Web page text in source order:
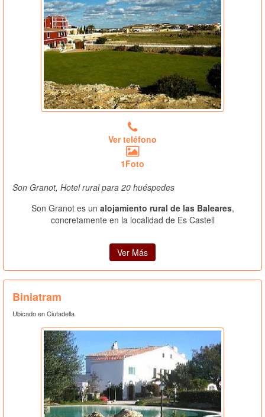
Ver teléfono
1Foto
Son Granot, Hotel rural para 20 huéspedes
Son Granot es un alojamiento rural de las Baleares,
concretamente en la localidad de Es Castell
Ver Más
Biniatram
Ubicado en Ciutadella